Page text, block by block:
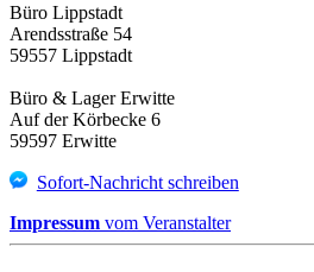
Büro Lippstadt
Arendsstraße 54
59557 Lippstadt
Büro & Lager Erwitte
Auf der Körbecke 6
59597 Erwitte
Sofort-Nachricht schreiben
Impressum vom Veranstalter